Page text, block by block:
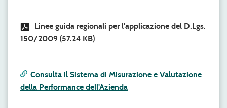
Linee guida regionali per l'applicazione del D.Lgs.
150/2009 (57.24 KB)
Consulta il Sistema di Misurazione e Valutazione
della Performance dell'Azienda